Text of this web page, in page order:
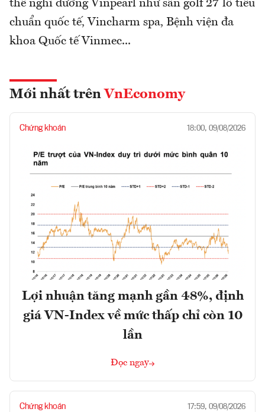
thể nghỉ dưỡng Vinpearl như sân golf 27 lỗ tiêu
chuẩn quốc tế, Vincharm spa, Bệnh viện đa
khoa Quốc tế Vinmec...
Mới nhất trên VnEconomy
Chứng khoán 18:00, 09/08/2026
Lợi nhuận tăng mạnh gần 48%, định
giá VN-Index về mức thấp chỉ còn 10
lần
Đọc ngay
Chứng khoán 17:59, 09/08/2026